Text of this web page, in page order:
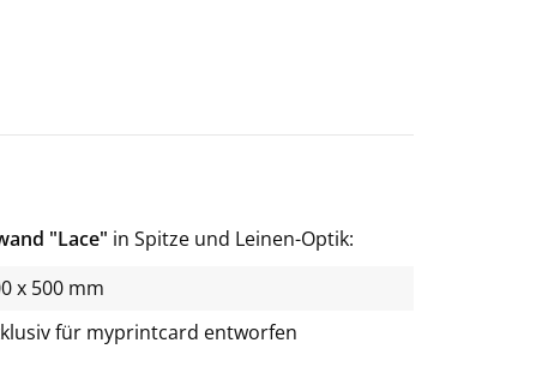
"Lace" in Spitze und Leinen-Optik
x 500 mm
für myprintcard entworfen